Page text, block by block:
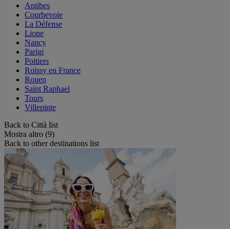
Antibes
Courbevoie
La Défense
Lione
Nancy
Parigi
Poitiers
Roissy en France
Rouen
Saint Raphael
Tours
Villepinte
Back to Città list
Mostra altro (9)
Back to other destinations list